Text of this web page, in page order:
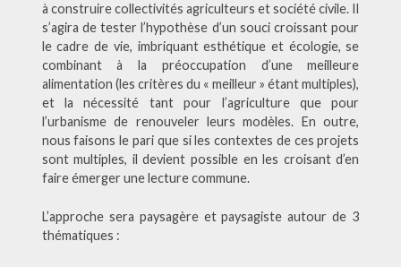
à construire collectivités agriculteurs et société civile. Il
s’agira de tester l’hypothèse d’un souci croissant pour
le cadre de vie, imbriquant esthétique et écologie, se
combinant à la préoccupation d’une meilleure
alimentation (les critères du « meilleur » étant multiples),
et la nécessité tant pour l’agriculture que pour
l’urbanisme de renouveler leurs modèles. En outre,
nous faisons le pari que si les contextes de ces projets
sont multiples, il devient possible en les croisant d’en
faire émerger une lecture commune.
L’approche sera paysagère et paysagiste autour de 3
thématiques :